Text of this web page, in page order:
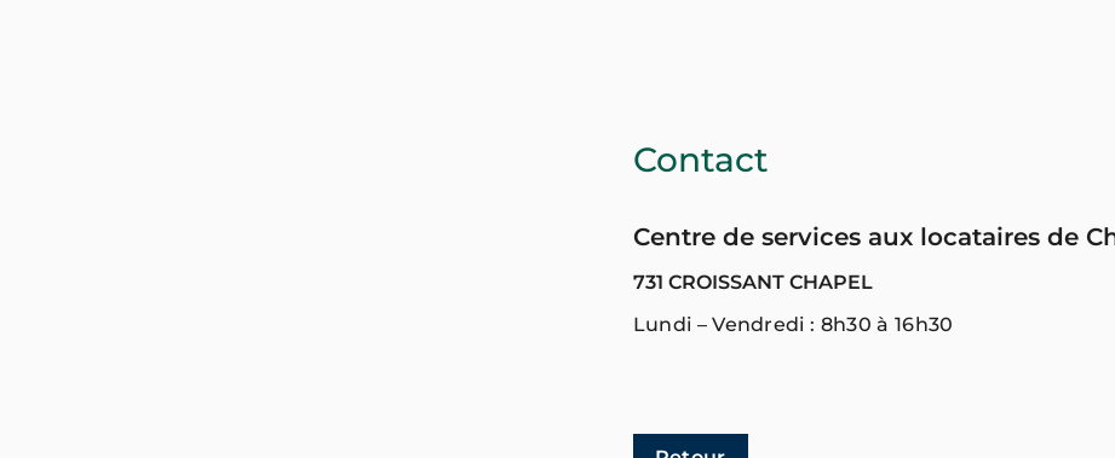
Contact
Centre de services aux locataires de
731 CROISSANT CHAPEL
Lundi – Vendredi : 8h30 à 16h30